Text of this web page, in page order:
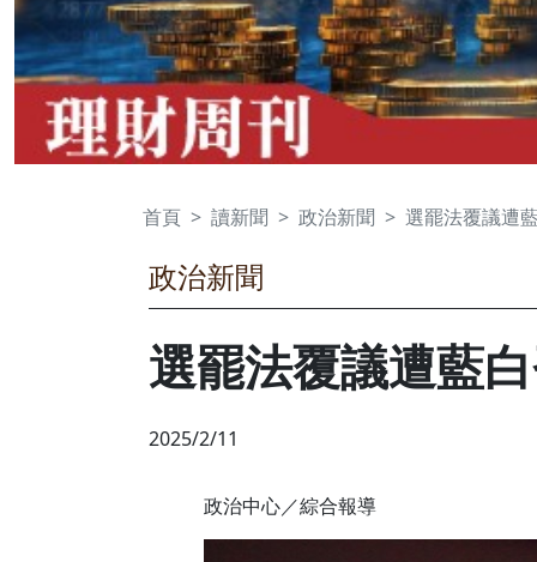
首頁 讀新聞 政治新聞 選罷法覆議遭
政治新聞
選罷法覆議遭藍
2025/2/11
政治中心／綜合報導